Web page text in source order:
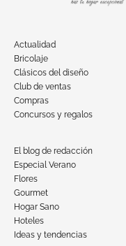
Actualidad
Bricolaje
Clásicos del diseño
Club de ventas
Compras
Concursos y regalos
El blog de redacción
Especial Verano
Flores
Gourmet
Hogar Sano
Hoteles
Ideas y tendencias